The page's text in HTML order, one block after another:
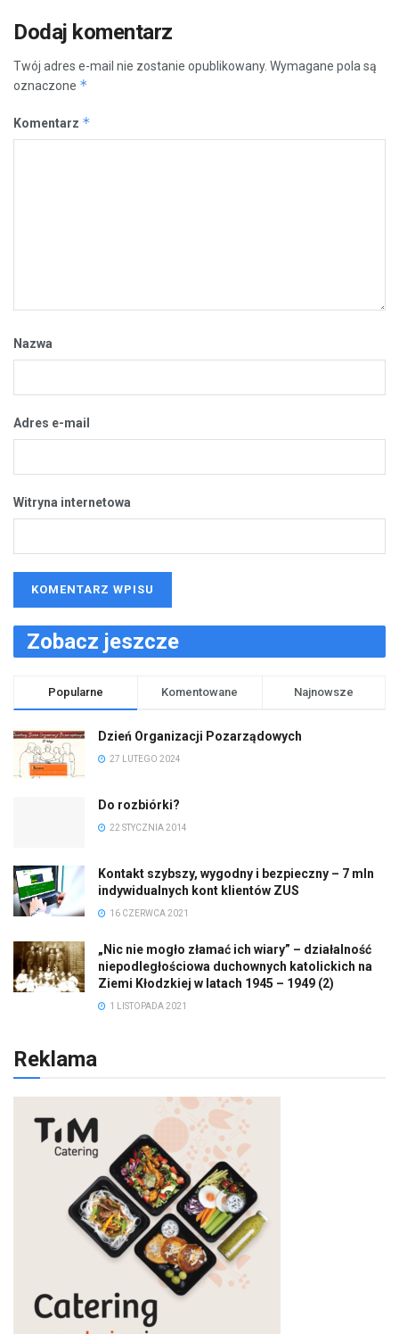
Dodaj komentarz
Twój adres e-mail nie zostanie opublikowany. Wymagane pola są
oznaczone *
Komentarz *
Nazwa
Adres e-mail
Witryna internetowa
Zobacz jeszcze
Popularne Komentowane Najnowsze
Dzień Organizacji Pozarządowych
27 LUTEGO 2024
Do rozbiórki?
22 STYCZNIA 2014
Kontakt szybszy, wygodny i bezpieczny – 7 mln
indywidualnych kont klientów ZUS
16 CZERWCA 2021
„Nic nie mogło złamać ich wiary” – działalność
niepodległościowa duchownych katolickich na
Ziemi Kłodzkiej w latach 1945 – 1949 (2)
1 LISTOPADA 2021
Reklama